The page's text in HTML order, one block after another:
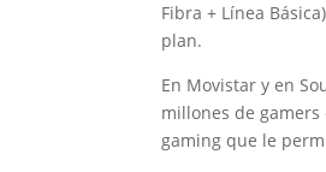
Fibra + Línea
plan.
En Movistar y en
millones de
gaming que le